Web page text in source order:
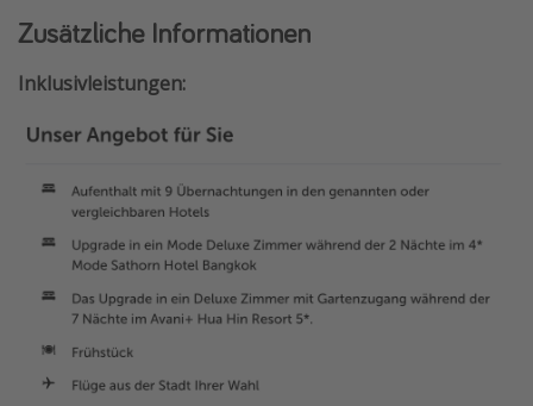
Zusätzliche Informationen
Inklusivleistungen: